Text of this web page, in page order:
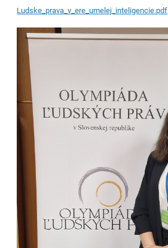
Ludske_prava_v_ere_umelej_inteligencie.pdf